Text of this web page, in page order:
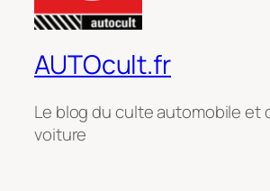
AUTOcult.fr
Le blog du culte automobile et
voiture